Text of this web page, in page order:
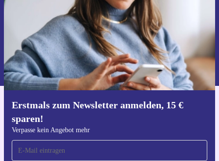
Erstmals zum Newsletter anmelden, 15 €
sparen!
Verpasse kein Angebot mehr
Gutschein anfordern
Informationen über die Verwendung personenbezogener Daten findest
du in unserer
Datenschutzerklärung.
Hol dir die refurbed-App